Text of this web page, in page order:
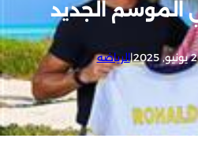
الموسم الجديد
2025
|الرياضه